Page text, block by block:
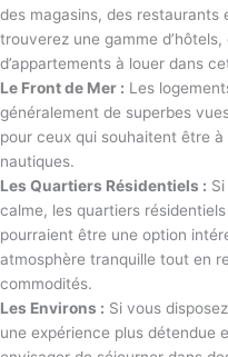
des magasins, des restaurants
trouverez une gamme
d’appartements à louer dans
Le Front de Mer : Les
généralement de superbes
pour ceux qui souhaitent être
nautiques.
Les Quartiers Résidentiels :
calme, les quartiers
pourraient être une option
atmosphère tranquille tout en
commodités.
Les Environs : Si vous
une expérience plus détendue